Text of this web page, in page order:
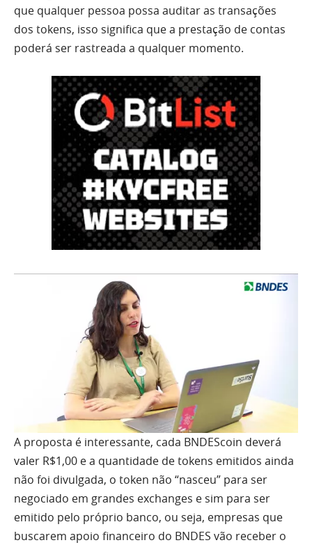
que qualquer pessoa possa auditar as transações
dos tokens, isso significa que a prestação de contas
poderá ser rastreada a qualquer momento.
A proposta é interessante, cada BNDEScoin deverá
valer R$1,00 e a quantidade de tokens emitidos ainda
não foi divulgada, o token não “nasceu” para ser
negociado em grandes exchanges e sim para ser
emitido pelo próprio banco, ou seja, empresas que
buscarem apoio financeiro do BNDES vão receber o